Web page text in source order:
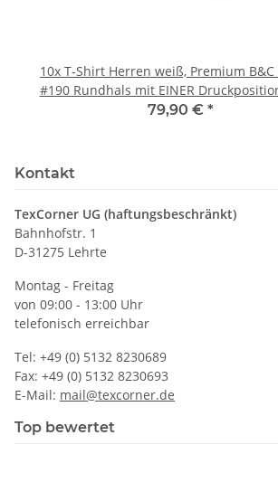
10x T-Shirt Herren weiß, Premium
#190 Rundhals mit EINER
79,90 € *
Kontakt
TexCorner UG (haftungsbeschränkt)
Bahnhofstr. 1
D-31275 Lehrte
Montag - Freitag
von 09:00 - 13:00 Uhr
telefonisch erreichbar
Tel: +49 (0) 5132 8230689
Fax: +49 (0) 5132 8230693
E-Mail: mail@texcorner.de
Top bewertet